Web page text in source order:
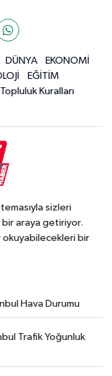
DÜNYA
EKONOMİ
EĞİTİM
Topluluk Kuralları
sizleri
araya getiriyor.
okuyabilecekleri bir
Hava Durumu
Trafik Yoğunluk